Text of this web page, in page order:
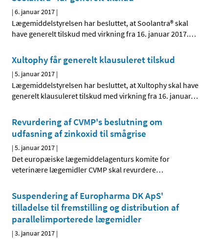
|6. januar 2017 |
Lægemiddelstyrelsen har besluttet, at Soolantra® skal
have generelt tilskud med virkning fra 16. januar 2017.…
Xultophy får generelt klausuleret tilskud
|5. januar 2017 |
Lægemiddelstyrelsen har besluttet, at Xultophy skal have
generelt klausuleret tilskud med virkning fra 16. januar…
Revurdering af CVMP's beslutning om
udfasning af zinkoxid til smågrise
|5. januar 2017 |
Det europæiske lægemiddelagenturs komite for
veterinære lægemidler CVMP skal revurdere…
Suspendering af Europharma DK ApS'
tilladelse til fremstilling og distribution af
parallelimporterede lægemidler
|3. januar 2017 |